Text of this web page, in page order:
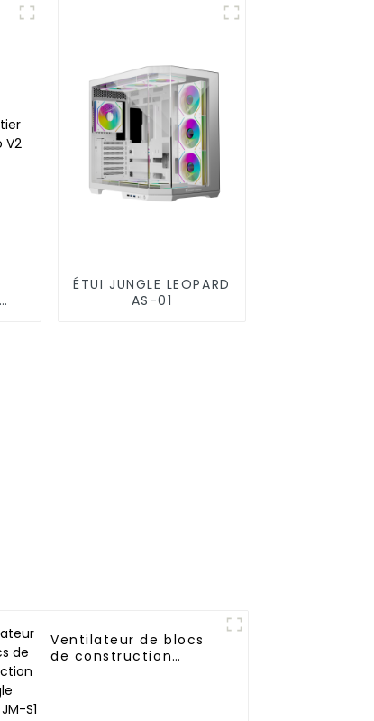
ÉTUI JUNGLE LEOPARD
AS-01
Ventilateur de blocs
de construction